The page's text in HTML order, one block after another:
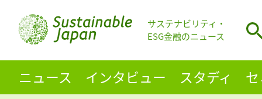
サステナビリティ・
ESG金融のニュース
ニュース インタビュー スタディ